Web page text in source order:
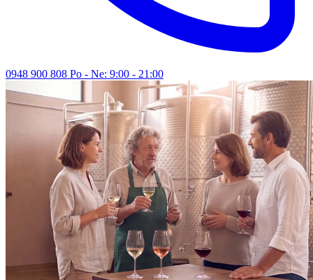
0948 900 808 Po - Ne: 9:00 - 21:00